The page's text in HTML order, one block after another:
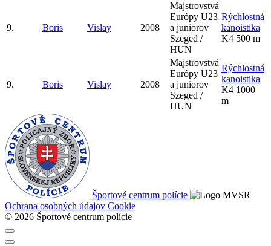
9. Boris Vislay 2008
Majstrovstvá
Európy U23
a juniorov
Szeged /
HUN
Rýchlostná
kanoistika
K4 500 m
9. Boris Vislay 2008
Majstrovstvá
Európy U23
a juniorov
Szeged /
HUN
Rýchlostná
kanoistika
K4 1000
m
Športové centrum polície
Ochrana osobných údajov Cookie
© 2026 Športové centrum polície